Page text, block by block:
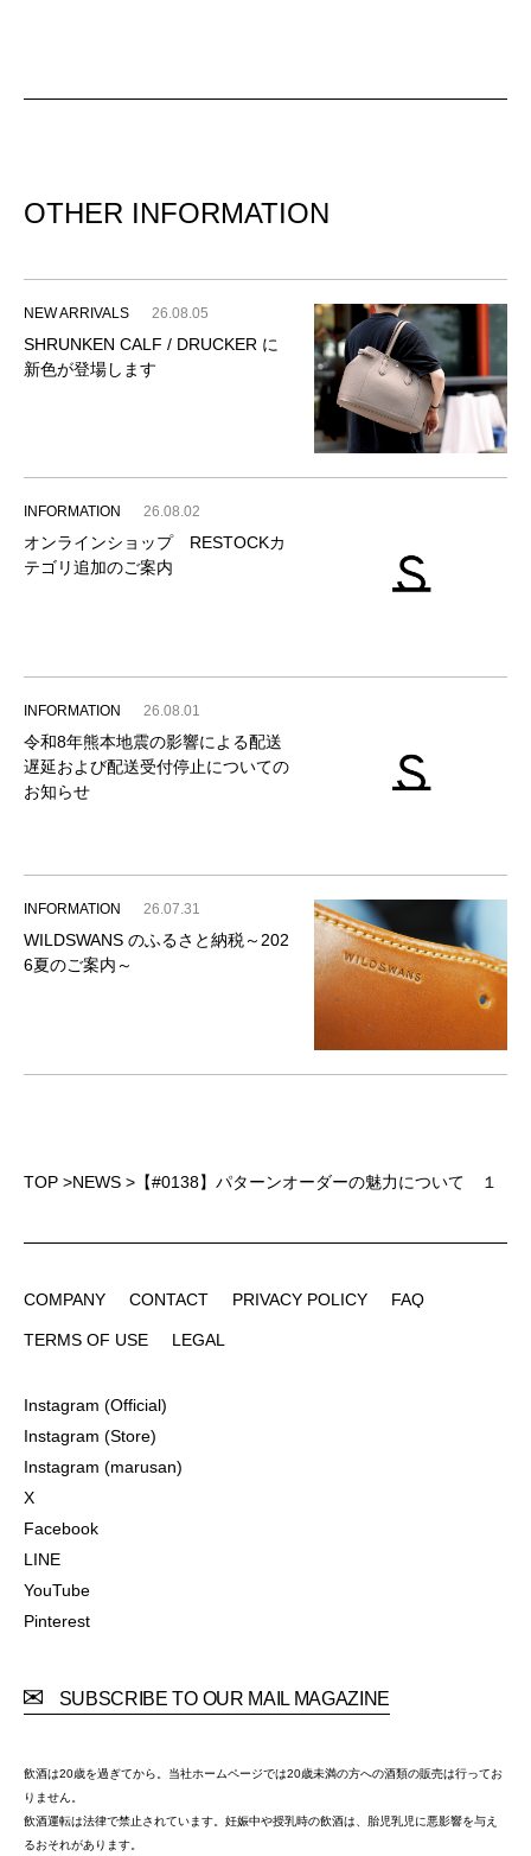
OTHER INFORMATION
NEW ARRIVALS 26.08.05
SHRUNKEN CALF / DRUCKER に
新色が登場します
INFORMATION 26.08.02
オンラインショップ RESTOCKカ
テゴリ追加のご案内
INFORMATION 26.08.01
令和8年熊本地震の影響による配送
遅延および配送受付停止についての
お知らせ
INFORMATION 26.07.31
WILDSWANS のふるさと納税～202
6夏のご案内～
TOP >NEWS > 【#0138】パターンオーダーの魅力について １
COMPANY
CONTACT
PRIVACY POLICY
FAQ
TERMS OF USE
LEGAL
Instagram (Official)
Instagram (Store)
Instagram (marusan)
X
Facebook
LINE
YouTube
Pinterest
SUBSCRIBE TO OUR MAIL MAGAZINE
飲酒は20歳を過ぎてから。当社ホームページでは20歳未満の方への酒類の販売は行ってお
りません。
飲酒運転は法律で禁止されています。妊娠中や授乳時の飲酒は、胎児乳児に悪影響を与え
るおそれがあります。